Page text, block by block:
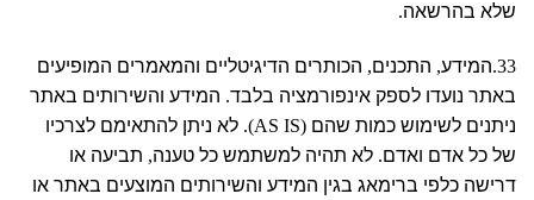
שלא בהרשאה.
33. המידע, התכנים, הכותרים הדיגיטליים והמאמרים המופיעים
באתר נועדו לספק אינפורמציה בלבד. המידע והשירותים באתר
ניתנים לשימוש כמות שהם (AS IS).
לא ניתן להתאימם לצרכיו
של כל אדם ואדם. לא תהיה למשתמש כל טענה, תביעה או
דרישה כלפי ברימאג בגין המידע והשירותים המוצעים באתר או